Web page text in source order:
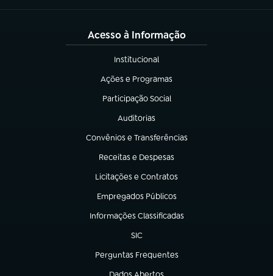
Acesso à Informação
Institucional
(abre em nova aba)
Ações e Programas
(abre em nova aba)
Participação Social
(abre em nova aba)
Auditorias
(abre em nova aba)
Convênios e Transferências
(abre em nova aba)
Receitas e Despesas
(abre em nova aba)
Licitações e Contratos
(abre em nova aba)
Empregados Públicos
(abre em nova aba)
Informações Classificadas
(abre em nova aba)
SIC
(abre em nova aba)
Perguntas Frequentes
(abre em nova aba)